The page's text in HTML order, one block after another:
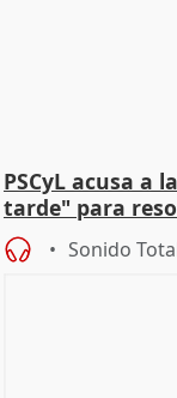
PSCyL acusa a
tarde" para
Sonido